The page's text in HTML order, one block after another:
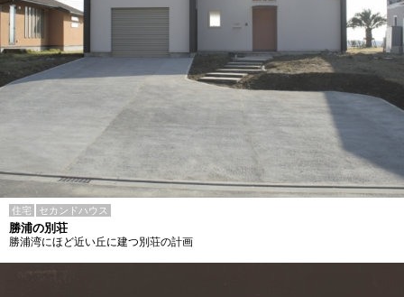
住宅 セカンドハウス
勝浦の別荘
勝浦湾にほど近い丘に建つ別荘の計画